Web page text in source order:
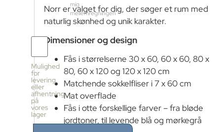
mig
mellemregningen
Antal
fliser
pr.
kasse
2
stk
≈
1.28m²
Pris
Mulighed
for
levering
eller
afhentning
på
vores
lager
Norr er valget for dig, der søger et rum med
naturlig skønhed og unik karakter.
Dimensioner og design
Fås i størrelserne 30 x 60, 60 x 60, 80 x
80, 60 x 120 og 120 x 120 cm
Matchende sokkelfliser i 7 x 60 cm
Mat overflade
Fås i otte forskellige farver – fra bløde
jordtoner, til levende blå og mørkegrå